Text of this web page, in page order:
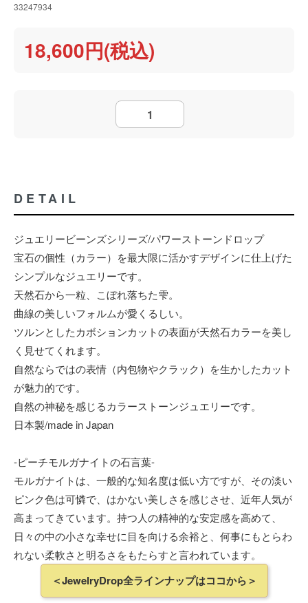
33247934
18,600円(税込)
DETAIL
ジュエリービーンズシリーズ/パワーストーンドロップ
宝石の個性（カラー）を最大限に活かすデザインに仕上げた
シンプルなジュエリーです。
天然石から一粒、こぼれ落ちた雫。
曲線の美しいフォルムが愛くるしい。
ツルンとしたカボションカットの表面が天然石カラーを美し
く見せてくれます。
自然ならではの表情（内包物やクラック）を生かしたカット
が魅力的です。
自然の神秘を感じるカラーストーンジュエリーです。
日本製/made in Japan
-ピーチモルガナイトの石言葉-
モルガナイトは、一般的な知名度は低い方ですが、その淡い
ピンク色は可憐で、はかない美しさを感じさせ、近年人気が
高まってきています。持つ人の精神的な安定感を高めて、
日々の中の小さな幸せに目を向ける余裕と、何事にもとらわ
れない柔軟さと明るさをもたらすと言われています。
＜JewelryDrop全ラインナップはココから＞